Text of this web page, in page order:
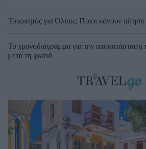
Τουρισμός για Όλους: Ποιοι κάνουν
Το χρονοδιάγραμμα για την αποκατάσταση
μετά τη φωτιά